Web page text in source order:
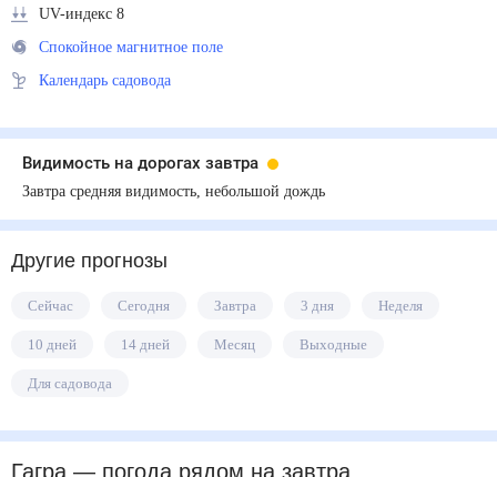
UV-индекс 8
Спокойное магнитное поле
Календарь садовода
Видимость на дорогах завтра
Завтра средняя видимость, небольшой дождь
Другие прогнозы
Сейчас Сегодня Завтра 3 дня Неделя
10 дней 14 дней Месяц Выходные
Для садовода
Гагра — погода рядомна завтра